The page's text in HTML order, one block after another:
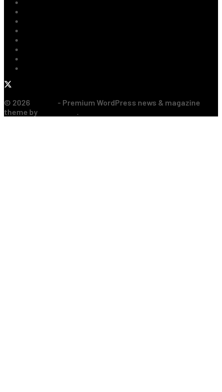
© 2026
- Premium WordPress news & magazine
theme by
.